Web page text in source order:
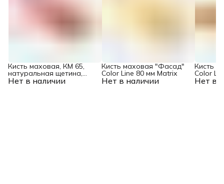
Нет в наличии
Кисть маховая, КМ 65,
натуральная щетина,
пластиковый корпус, Нет в наличии
Кисть маховая "Фасад"
Color Line 80 мм Matrix
Нет в
Кисть
Color